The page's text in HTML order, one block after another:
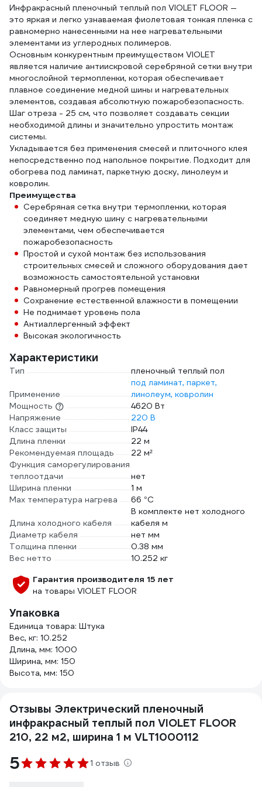
Инфракрасный пленочный теплый пол VIOLET FLOOR —
это яркая и легко узнаваемая фиолетовая тонкая пленка с
равномерно нанесенными на нее нагревательными
элементами из углеродных полимеров.
Основным конкурентным преимуществом VIOLET
является наличие антиискровой серебряной сетки внутри
многослойной термопленки, которая обеспечивает
плавное соединение медной шины и нагревательных
элементов, создавая абсолютную пожаробезопасность.
Шаг отреза - 25 см, что позволяет создавать секции
необходимой длины и значительно упростить монтаж
системы.
Укладывается без применения смесей и плиточного клея
непосредственно под напольное покрытие. Подходит для
обогрева под ламинат, паркетную доску, линолеум и
ковролин.
Преимущества
Серебряная сетка внутри термопленки, которая
соединяет медную шину с нагревательными
элементами, чем обеспечивается
пожаробезопасность
Простой и сухой монтаж без использования
строительных смесей и сложного оборудования дает
возможность самостоятельной установки
Равномерный прогрев помещения
Сохранение естественной влажности в помещении
Не поднимает уровень пола
Антиаллергенный эффект
Высокая экологичность
Характеристики
Тип пленочный теплый пол
Применение
под ламинат, паркет,
линолеум, ковролин
Мощность
4620 Вт
Напряжение
220 В
Класс защиты
IP44
Длина пленки
22 м
Рекомендуемая площадь
22 м²
Функция саморегулирования
теплоотдачи
нет
Ширина пленки
1 м
Max температура нагрева
66 °С
Длина холодного кабеля
В комплекте нет холодного
кабеля м
Диаметр кабеля
нет мм
Толщина пленки
0.38 мм
Вес нетто
10.252 кг
Гарантия производителя 15 лет
на товары VIOLET FLOOR
Упаковка
Единица товара: Штука
Вес, кг: 10.252
Длина, мм: 1000
Ширина, мм: 150
Высота, мм: 150
Отзывы Электрический пленочный
инфракрасный теплый пол VIOLET FLOOR
210, 22 м2, ширина 1 м VLT1000112
5 1 отзыв